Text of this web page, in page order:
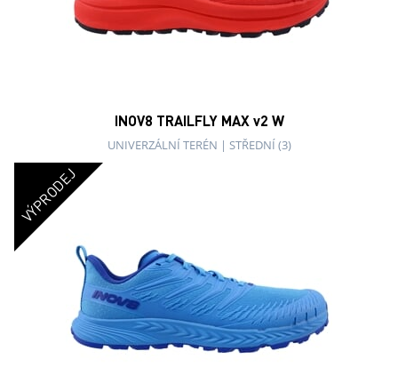
INOV8 TRAILFLY MAX v2 W
UNIVERZÁLNÍ TERÉN | STŘEDNÍ (3)
VÝPRODEJ